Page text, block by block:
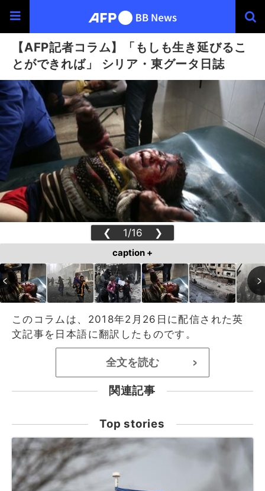
【AFP記者コラム】「もしも生き延びるこ
とができれば」 シリア・東グータ日誌
❮ 1/16 ❯
caption +
このコラムは、2018年2月26日に配信された英
文記事を日本語に翻訳したものです。
全文を読む >
関連記事
Top stories